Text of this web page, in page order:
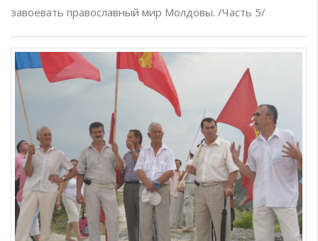
завоевать православный мир Молдовы. /Часть 5/